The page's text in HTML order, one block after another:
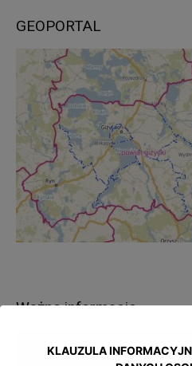
GEOPORTAL
Ważne informacje
KLAUZULA